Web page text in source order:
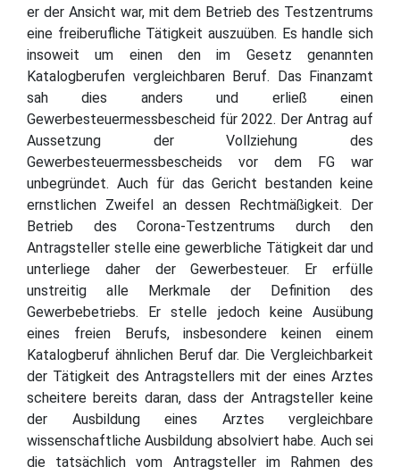
er der Ansicht war, mit dem Betrieb des Testzentrums
eine freiberufliche Tätigkeit auszuüben. Es handle sich
insoweit um einen den im Gesetz genannten
Katalogberufen vergleichbaren Beruf. Das Finanzamt
sah dies anders und erließ einen
Gewerbesteuermessbescheid für 2022. Der Antrag auf
Aussetzung der Vollziehung des
Gewerbesteuermessbescheids vor dem FG war
unbegründet. Auch für das Gericht bestanden keine
ernstlichen Zweifel an dessen Rechtmäßigkeit. Der
Betrieb des Corona-Testzentrums durch den
Antragsteller stelle eine gewerbliche Tätigkeit dar und
unterliege daher der Gewerbesteuer. Er erfülle
unstreitig alle Merkmale der Definition des
Gewerbebetriebs. Er stelle jedoch keine Ausübung
eines freien Berufs, insbesondere keinen einem
Katalogberuf ähnlichen Beruf dar. Die Vergleichbarkeit
der Tätigkeit des Antragstellers mit der eines Arztes
scheitere bereits daran, dass der Antragsteller keine
der Ausbildung eines Arztes vergleichbare
wissenschaftliche Ausbildung absolviert habe. Auch sei
die tatsächlich vom Antragsteller im Rahmen des